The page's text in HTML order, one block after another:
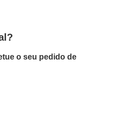
o seu pedido de